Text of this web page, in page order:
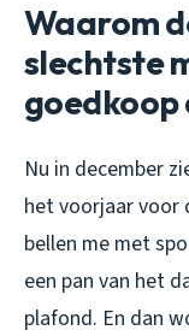
Waarom
slechtste
Nu in december
het voorjaar voor
bellen me met
een pan van het
plafond. En dan